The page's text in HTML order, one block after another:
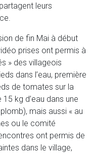
leurs
de fin Mai à début
prises ont permis à
» des villageois
dans l’eau, première
de tomates sur la
kg d’eau dans une
mais aussi « au
ou le comité
ont permis de
dans le village,